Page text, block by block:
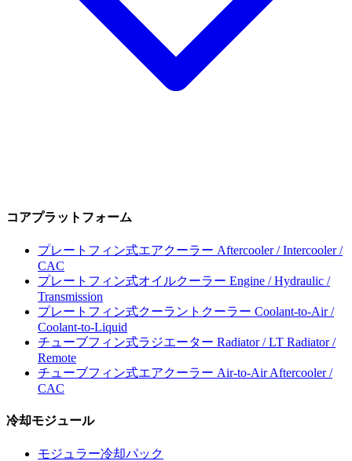
コアプラットフォーム
プレートフィン式エアクーラー Aftercooler / Intercooler /
CAC
プレートフィン式オイルクーラー Engine / Hydraulic /
Transmission
プレートフィン式クーラントクーラー Coolant-to-Air /
Coolant-to-Liquid
チューブフィン式ラジエーター Radiator / LT Radiator /
Remote
チューブフィン式エアクーラー Air-to-Air Aftercooler /
CAC
冷却モジュール
モジュラー冷却パック